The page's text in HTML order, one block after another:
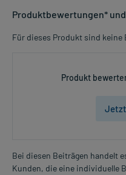
Produktbewertungen*
Für dieses Produkt sind keine
Produkt
Bei diesen Beiträgen handelt
Kunden, die eine individuelle